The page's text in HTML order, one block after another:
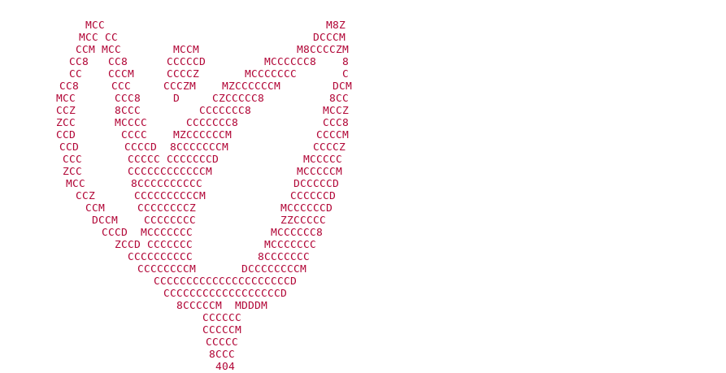
             MCC                                  M8Z
            MCC CC                              DCCCM
          CCM MCC        MCCM               M8CCCCZM
         CC8   CC8      CCCCCD         MCCCCCC8    8
         CC    CCCM     CCCCZ       MCCCCCCC       C
        CC8     CCC     CCCZM    MZCCCCCCM        DCM
       MCC      CCC8     D     CZCCCCC8          8CC
       CCZ      8CCC         CCCCCCC8           MCCZ
       ZCC      MCCCC      CCCCCCC8             CCC8
       CCD       CCCC    MZCCCCCCM             CCCCM
       CCD       CCCCD  8CCCCCCCM             CCCCZ
       CCC       CCCCC CCCCCCCD             MCCCCC
       ZCC       CCCCCCCCCCCCM             MCCCCCM
       MCC       8CCCCCCCCCC              DCCCCCD
        CCZ      CCCCCCCCCCM             CCCCCCD
         CCM     CCCCCCCCZ             MCCCCCCD
         DCCM    CCCCCCCC             ZZCCCCC
          CCCD  MCCCCCCC            MCCCCCC8
           ZCCD CCCCCCC           MCCCCCCC
            CCCCCCCCCC          8CCCCCCC
             CCCCCCCCM       DCCCCCCCCM
              CCCCCCCCCCCCCCCCCCCCCD
              CCCCCCCCCCCCCCCCCCD
             8CCCCCM  MDDDM
             CCCCCC
             CCCCCM
             CCCCC
             8CCC
              404